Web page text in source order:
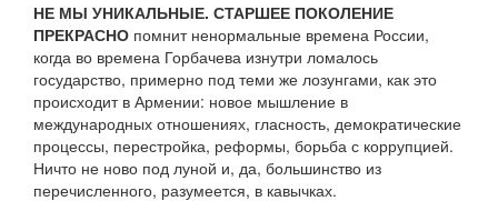
НЕ МЫ УНИКАЛЬНЫЕ. СТАРШЕЕ ПОКОЛЕНИЕ
ПРЕКРАСНО помнит ненормальные времена России,
когда во времена Горбачева изнутри ломалось
государство, примерно под теми же лозунгами, как это
происходит в Армении: новое мышление в
международных отношениях, гласность, демократические
процессы, перестройка, реформы, борьба с коррупцией.
Ничто не ново под луной и, да, большинство из
перечисленного, разумеется, в кавычках.